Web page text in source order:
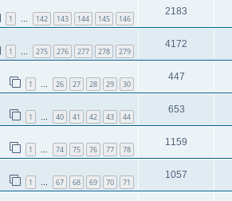
1 … 142 143 144 145 146
2183
1 … 275 276 277 278 279
4172
1 … 26 27 28 29 30
447
1 … 40 41 42 43 44
653
1 … 74 75 76 77 78
1159
1 … 67 68 69 70 71
1057